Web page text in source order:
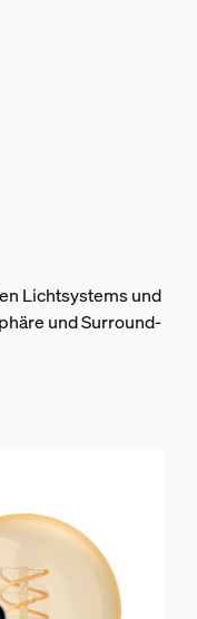
Lichtsystems und
und Surround-